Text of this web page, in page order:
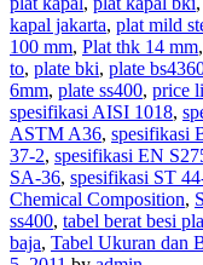
kapal jakarta, plat mild
100 mm, Plat thk 14 mm,
to, plate bki, plate
6mm, plate ss400, price
spesifikasi AISI 1018,
ASTM A36, spesifikasi
37-2, spesifikasi EN
SA-36, spesifikasi ST
Chemical Composition,
ss400, tabel berat besi
baja, Tabel Ukuran dan